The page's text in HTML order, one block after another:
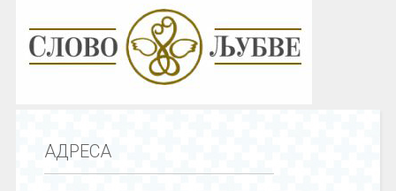
АДРЕСА